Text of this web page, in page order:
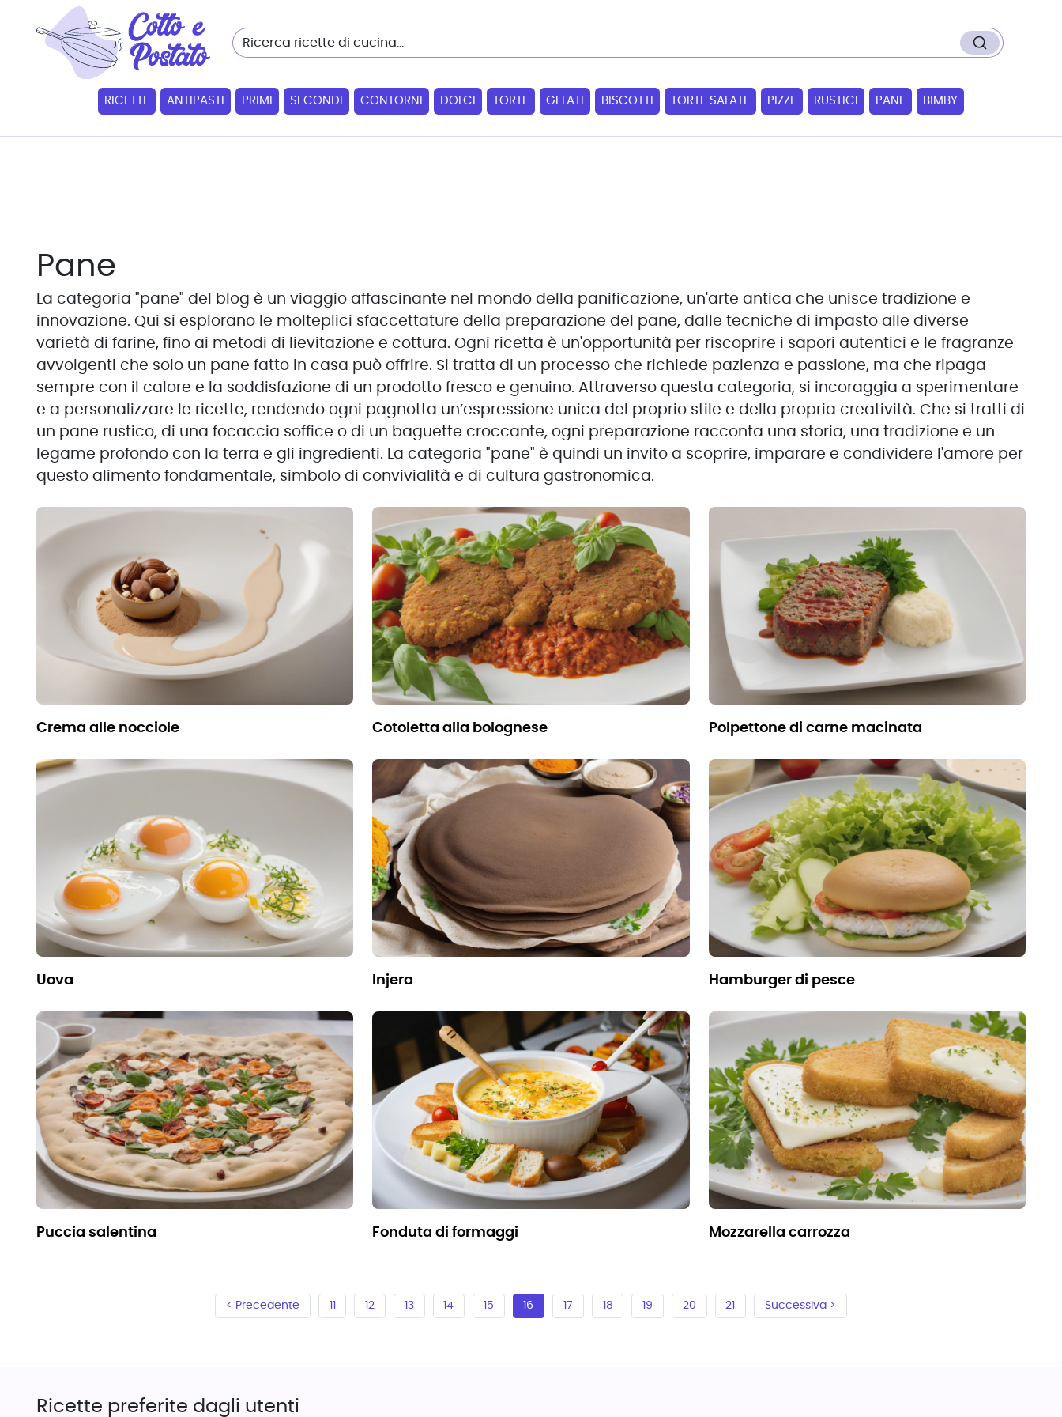
RICETTE ANTIPASTI PRIMI SECONDI CONTORNI DOLCI TORTE GELATI BISCOTTI TORTE SALATE PIZZE RUSTICI PANE BIMBY
Pane
La categoria "pane" del blog è un viaggio affascinante nel mondo della panificazione, un'arte antica che unisce tradizione e
innovazione. Qui si esplorano le molteplici sfaccettature della preparazione del pane, dalle tecniche di impasto alle diverse
varietà di farine, fino ai metodi di lievitazione e cottura. Ogni ricetta è un'opportunità per riscoprire i sapori autentici e le fragranze
avvolgenti che solo un pane fatto in casa può offrire. Si tratta di un processo che richiede pazienza e passione, ma che ripaga
sempre con il calore e la soddisfazione di un prodotto fresco e genuino. Attraverso questa categoria, si incoraggia a sperimentare
e a personalizzare le ricette, rendendo ogni pagnotta un’espressione unica del proprio stile e della propria creatività. Che si tratti di
un pane rustico, di una focaccia soffice o di un baguette croccante, ogni preparazione racconta una storia, una tradizione e un
legame profondo con la terra e gli ingredienti. La categoria "pane" è quindi un invito a scoprire, imparare e condividere l'amore per
questo alimento fondamentale, simbolo di convivialità e di cultura gastronomica.
crema alle nocciole cotoletta alla bolognese polpettone di carne macinata
uova injera hamburger di pesce
puccia salentina fonduta di formaggi mozzarella carrozza
< Precedente 12 13 14 15 16 17 18 19 20 21 Successiva >
Ricette preferite dagli utenti